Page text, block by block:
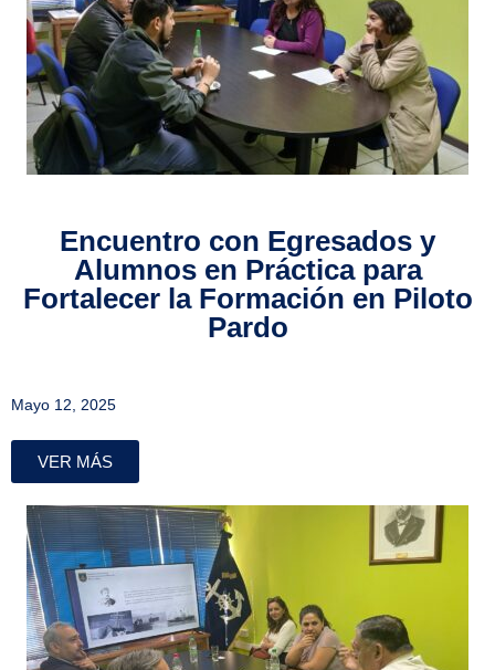
Encuentro con Egresados y
Alumnos en Práctica para
Fortalecer la Formación en Piloto
Pardo
Mayo 12, 2025
VER MÁS